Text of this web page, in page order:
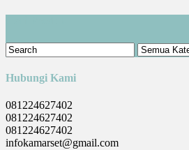
Hubungi Kami
081224627402
081224627402
081224627402
infokamarset@gmail.com